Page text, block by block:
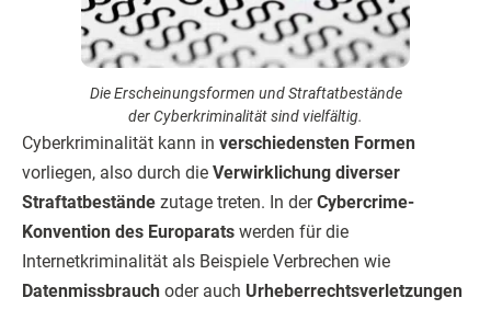
Die Erscheinungsformen und Straftatbestände
der Cyberkriminalität sind vielfältig.
Cyberkriminalität kann in verschiedensten Formen
vorliegen, also durch die Verwirklichung diverser
Straftatbestände zutage treten. In derCybercrime-
Konvention des Europarats werden für die
Internetkriminalität als Beispiele Verbrechen wie
Datenmissbrauch oder auch Urheberrechtsverletzungen